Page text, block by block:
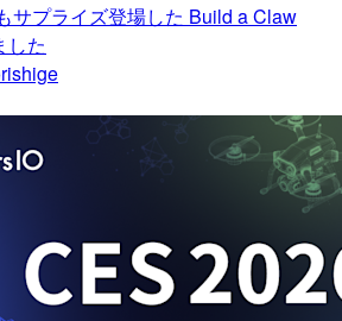
サプライズ登場した Build a Claw
した